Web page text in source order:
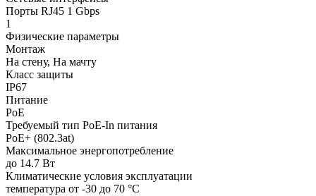
Порты RJ45 1 Gbps
1
Физические параметры
Монтаж
На стену, На мачту
Класс защиты
IP67
Питание
PoE
Требуемый тип PoE-In питания
PoE+ (802.3at)
Максимальное энергопотребление
до 14.7 Вт
Климатические условия эксплуатации
температура от -30 до 70 °C